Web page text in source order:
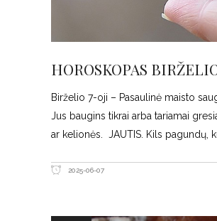
HOROSKOPAS
Birželio 7-oji – Pasaulinė maisto
Jus baugins tikrai arba tariamai
ar kelionės. JAUTIS. Kils pagundų,
2025-06-07